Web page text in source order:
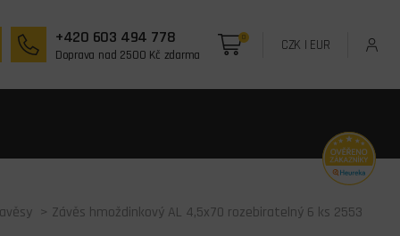
+420 603 494 778
Doprava nad 2500 Kč zdarma
0 CZK | EUR
> Závěs hmoždinkový AL 4,5x70 rozebiratelný 6 ks 2553